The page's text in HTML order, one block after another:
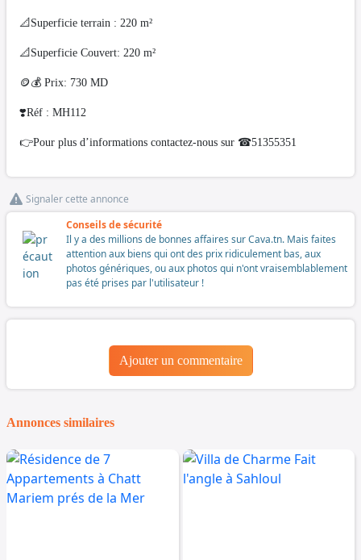
📐Superficie terrain : 220 m²
📐Superficie Couvert: 220 m²
🪙💰 Prix: 730 MD
❣️Réf : MH112
👉Pour plus d’informations contactez-nous sur ☎51355351
Signaler cette annonce
Conseils de sécurité
Il y a des millions de bonnes affaires sur Cava.tn. Mais faites
attention aux biens qui ont des prix ridiculement bas, aux
photos génériques, ou aux photos qui n'ont vraisemblablement
pas été prises par l'utilisateur !
Ajouter un commentaire
Annonces similaires